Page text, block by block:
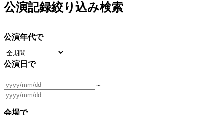
公演記録絞り込み検索
公演年代で
公演日で
～
会場で